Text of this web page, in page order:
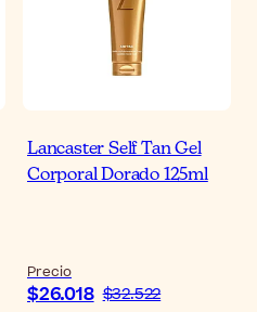
Lancaster Self Tan Gel
Corporal Dorado 125ml
Precio
$26.018 $32.522